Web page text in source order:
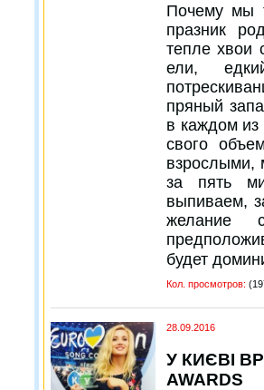
Почему мы
празник
тепле хвои
ели,
пряный
в каждом из
свого
взрослыми,
за пять
выпиваем,
желание
будет
Кол. просмотров:
28.09.2016
У КИЄВІ
AWARDS